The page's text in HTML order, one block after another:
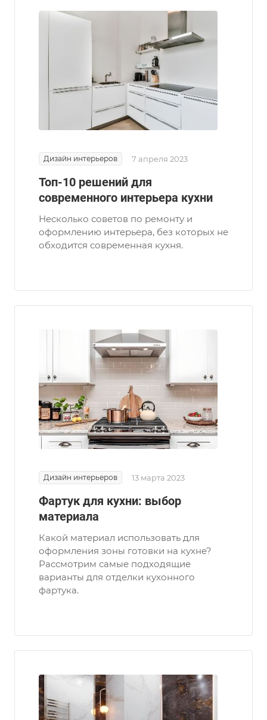
Дизайн интерьеров 7 апреля 2023
Топ-10 решений для
современного интерьера кухни
Несколько советов по ремонту и
оформлению интерьера, без которых не
обходится современная кухня.
Дизайн интерьеров 13 марта 2023
Фартук для кухни: выбор
материала
Какой материал использовать для
оформления зоны готовки на кухне?
Рассмотрим самые подходящие
варианты для отделки кухонного
фартука.